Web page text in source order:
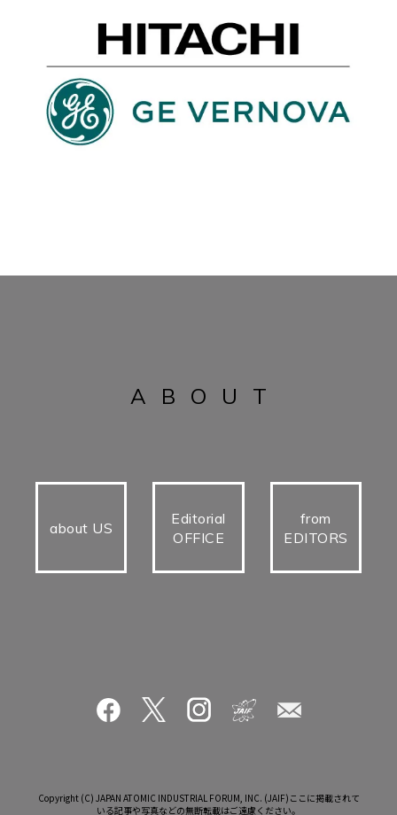
ABOUT
about US
Editorial
OFFICE
from
EDITORS
Copyright (C) JAPAN ATOMIC INDUSTRIAL FORUM, INC. (JAIF)ここに掲載されて
いる記事や写真などの無断転載はご遠慮ください。